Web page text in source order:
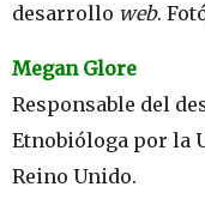
desarrollo web.
Megan Glore
Responsable del
Etnobióloga por la
Reino Unido.